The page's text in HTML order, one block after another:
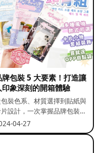
牌包裝 5 大要素！打造讓
印象深刻的開箱體驗
裝色系、材質選擇到貼紙與
設計，一次掌握品牌包裝的
要素。
04-27